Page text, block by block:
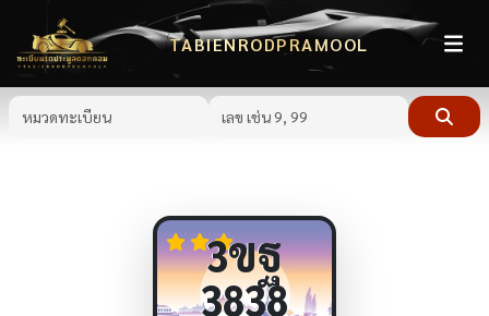
TABIENRODPRAMOOL
3ขฐ
3838